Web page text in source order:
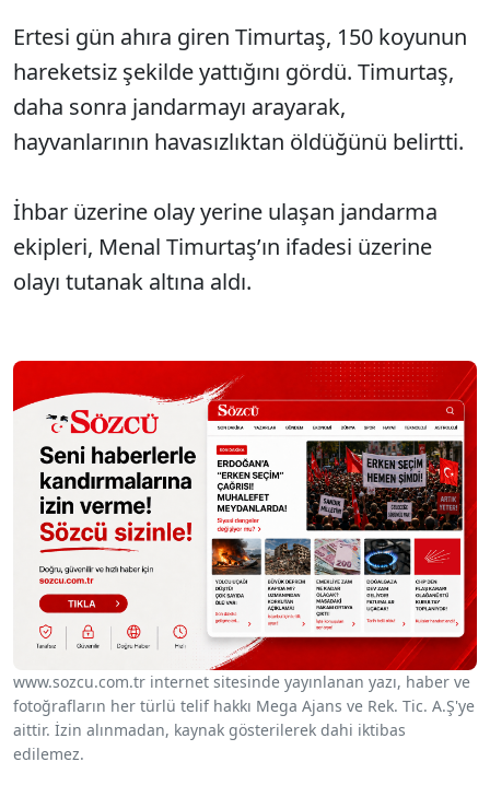
Ertesi gün ahıra giren Timurtaş, 150 koyunun
hareketsiz şekilde yattığını gördü. Timurtaş,
daha sonra jandarmayı arayarak,
hayvanlarının havasızlıktan öldüğünü belirtti.
İhbar üzerine olay yerine ulaşan jandarma
ekipleri, Menal Timurtaş’ın ifadesi üzerine
olayı tutanak altına aldı.
www.sozcu.com.tr internet sitesinde yayınlanan yazı, haber ve
fotoğrafların her türlü telif hakkı Mega Ajans ve Rek. Tic. A.Ş'ye
aittir. İzin alınmadan, kaynak gösterilerek dahi iktibas
edilemez.